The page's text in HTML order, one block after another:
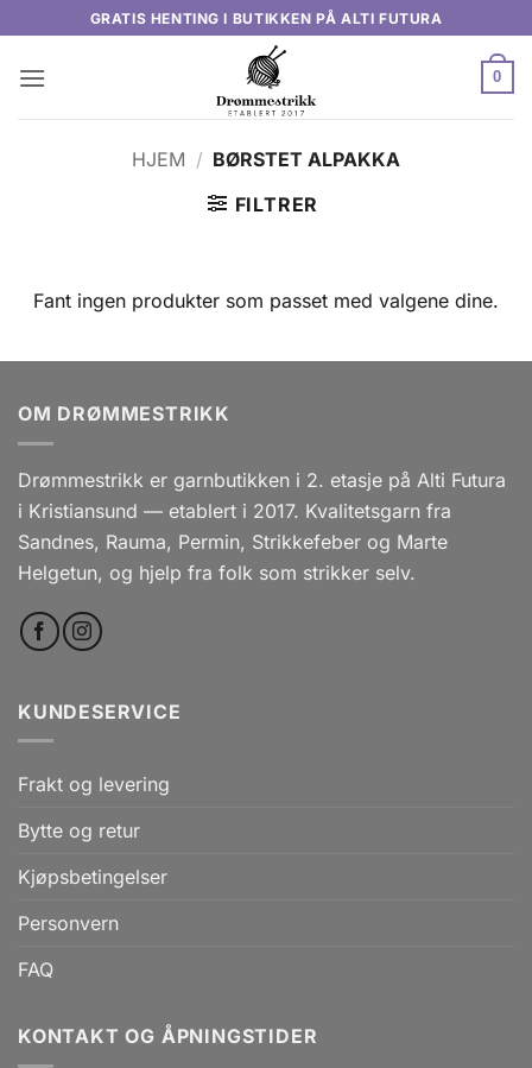
content
GRATIS HENTING I BUTIKKEN PÅ ALTI FUTURA
0
HJEM / BØRSTET ALPAKKA
FILTRER
Fant ingen produkter som passet med valgene dine.
OM DRØMMESTRIKK
Drømmestrikk er garnbutikken i 2. etasje på Alti Futura
i Kristiansund — etablert i 2017. Kvalitetsgarn fra
Sandnes, Rauma, Permin, Strikkefeber og Marte
Helgetun, og hjelp fra folk som strikker selv.
KUNDESERVICE
Frakt og levering
Bytte og retur
Kjøpsbetingelser
Personvern
FAQ
KONTAKT OG ÅPNINGSTIDER